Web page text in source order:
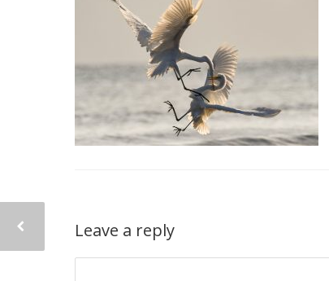
Leave a reply